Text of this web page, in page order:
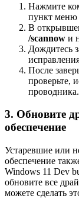
Нажмите
пункт меню
В
/scannow и
Дождитесь
После
проверьте,
проводника.
3. Обновите
обеспечение
Устаревшие или
обеспечение
Windows 11 Dev
обновите все
можете сделать